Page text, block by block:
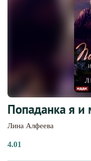
Попаданка я и
Лина Алфеева
4.01